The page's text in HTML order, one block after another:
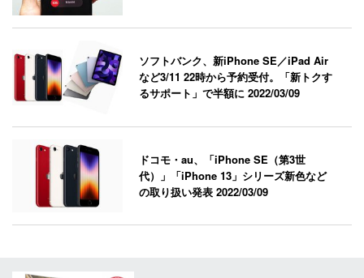
ソフトバンク、新iPhone SE／iPad Air
など3/11 22時から予約受付。「新トクす
るサポート」で半額に2022/03/09
ドコモ・au、「iPhone SE（第3世
代）」「iPhone 13」シリーズ新色など
の取り扱い発表2022/03/09